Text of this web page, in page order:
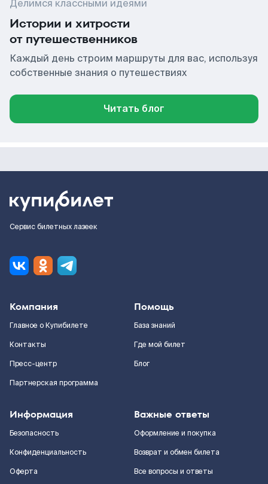
Делимся классными идеями
Истории и хитрости
от путешественников
Каждый день строим маршруты для вас, используя
собственные знания о путешествиях
Читать блог
Сервис билетных лазеек
Компания
Главное о Купибилете
Контакты
Пресс-центр
Партнерская программа
Помощь
База знаний
Где мой билет
Блог
Информация
Безопасность
Конфиденциальность
Оферта
Важные ответы
Оформление и покупка
Возврат и обмен билета
Все вопросы и ответы